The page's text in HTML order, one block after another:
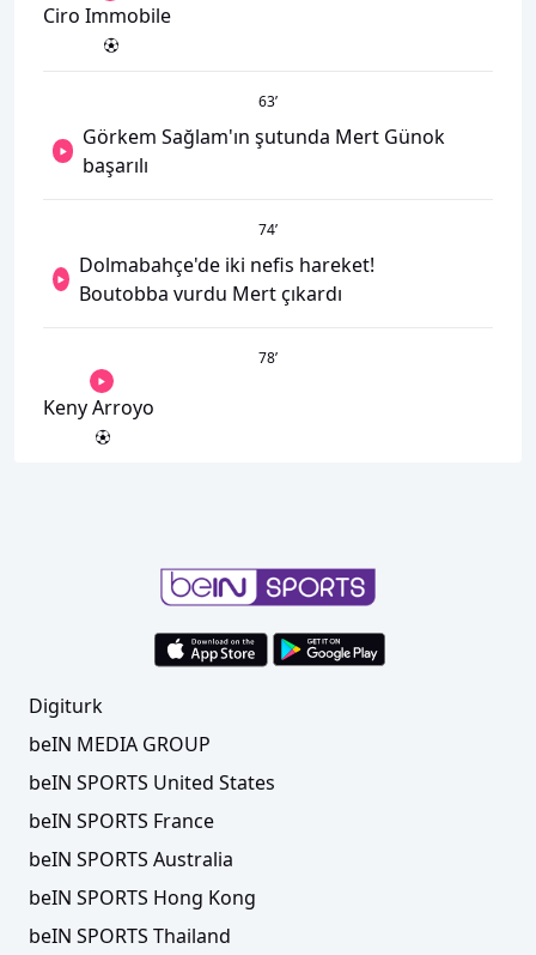
Ciro Immobile
63’
Görkem Sağlam'ın şutunda Mert Günok
başarılı
74’
Dolmabahçe'de iki nefis hareket!
Boutobba vurdu Mert çıkardı
78’
Keny Arroyo
Digiturk
beIN MEDIA GROUP
beIN SPORTS United States
beIN SPORTS France
beIN SPORTS Australia
beIN SPORTS Hong Kong
beIN SPORTS Thailand